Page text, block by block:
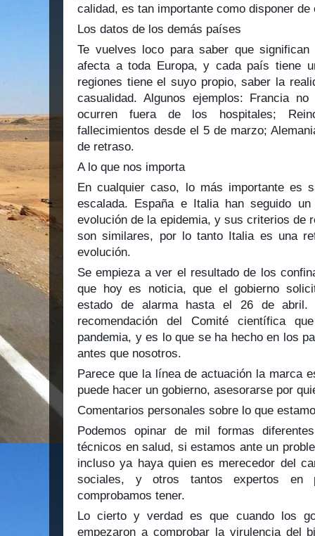
calidad, es tan importante como disponer de
Los datos de los demás países
Te vuelves loco para saber que
afecta a toda Europa, y cada país tiene
regiones tiene el suyo propio, saber la
casualidad. Algunos ejemplos: Francia
ocurren fuera de los hospitales;
fallecimientos desde el 5 de marzo;
de retraso.
A lo que nos importa
En cualquier caso, lo más importante es
escalada. España e Italia han seguido
evolución de la epidemia, y sus criterios de
son similares, por lo tanto Italia es una
evolución.
Se empieza a ver el resultado de los
que hoy es noticia, que el gobierno
estado de alarma hasta el 26 de
recomendación del Comité científica
pandemia, y es lo que se ha hecho en los
antes que nosotros.
Parece que la línea de actuación la marca
puede hacer un gobierno, asesorarse por
Comentarios personales sobre lo que
Podemos opinar de mil formas
técnicos en salud, si estamos ante un
incluso ya haya quien es merecedor del
sociales, y otros tantos expertos en
comprobamos tener.
Lo cierto y verdad es que cuando los
empezaron a comprobar la virulencia del